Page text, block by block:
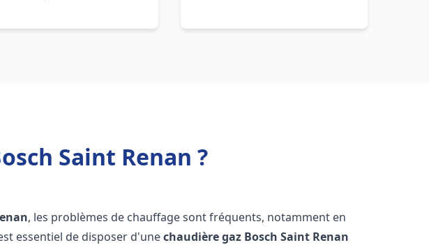
Saint Renan ?
, les problèmes de chauffage sont fréquents, notamment en
essentiel de disposer d'unechaudière gaz Bosch Saint Renan